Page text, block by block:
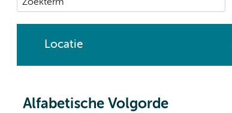
Locatie
Alfabetische Volgorde